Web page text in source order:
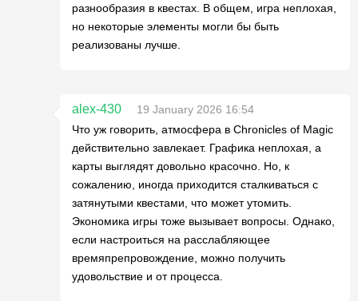
разнообразия в квестах. В общем, игра неплохая,
но некоторые элементы могли бы быть
реализованы лучше.
alex-430
19 January 2026 16:54
Что уж говорить, атмосфера в Chronicles of Magic
действительно завлекает. Графика неплохая, а
карты выглядят довольно красочно. Но, к
сожалению, иногда приходится сталкиваться с
затянутыми квестами, что может утомить.
Экономика игры тоже вызывает вопросы. Однако,
если настроиться на расслабляющее
времяпрепровождение, можно получить
удовольствие и от процесса.